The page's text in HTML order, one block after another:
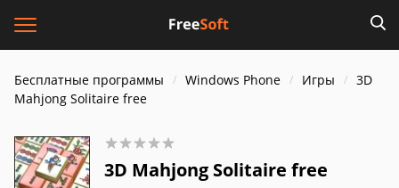
Бесплатные программы Windows Phone Игры
3D
Mahjong Solitaire free
3D Mahjong Solitaire free